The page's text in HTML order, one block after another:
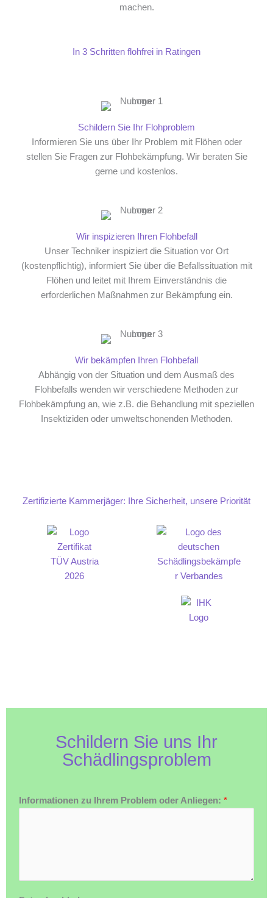
machen.
In 3 Schritten flohfrei in Ratingen
Schildern Sie Ihr Flohproblem
Informieren Sie uns über Ihr Problem mit Flöhen oder
stellen Sie Fragen zur Flohbekämpfung. Wir beraten Sie
gerne und kostenlos.
Wir inspizieren Ihren Flohbefall
Unser Techniker inspiziert die Situation vor Ort
(kostenpflichtig), informiert Sie über die Befallssituation mit
Flöhen und leitet mit Ihrem Einverständnis die
erforderlichen Maßnahmen zur Bekämpfung ein.
Wir bekämpfen Ihren Flohbefall
Abhängig von der Situation und dem Ausmaß des
Flohbefalls wenden wir verschiedene Methoden zur
Flohbekämpfung an, wie z.B. die Behandlung mit speziellen
Insektiziden oder umweltschonenden Methoden.
Zertifizierte Kammerjäger: Ihre Sicherheit, unsere Priorität
Schildern Sie uns Ihr
Schädlingsproblem
Informationen zu Ihrem Problem oder Anliegen: *